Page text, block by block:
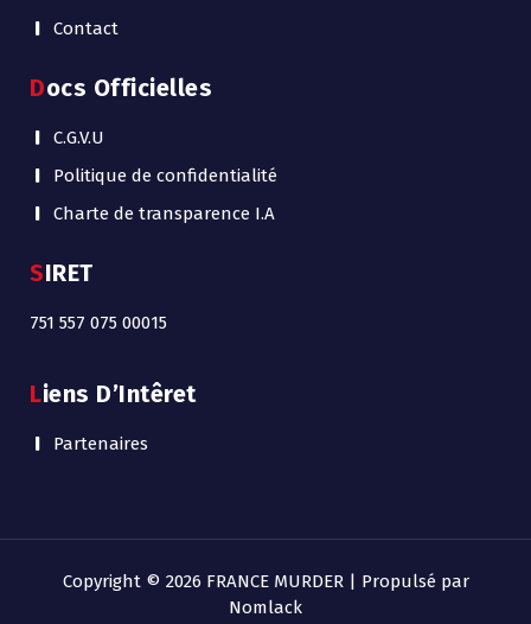
Contact
Docs Officielles
C.G.V.U
Politique de confidentialité
Charte de transparence I.A
SIRET
751 557 075 00015
Liens D’Intêret
Partenaires
Copyright © 2026 FRANCE MURDER | Propulsé par
Nomlack